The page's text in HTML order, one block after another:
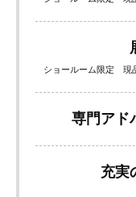
ショールーム限定 現
専門アド
充実